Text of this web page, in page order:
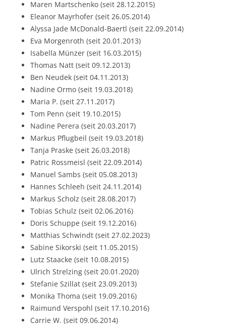
Maren Martschenko (seit 28.12.2015)
Eleanor Mayrhofer (seit 26.05.2014)
Alyssa Jade McDonald-Baertl (seit 22.09.2014)
Eva Morgenroth (seit 20.01.2013)
Isabella Münzer (seit 16.03.2015)
Thomas Natt (seit 09.12.2013)
Ben Neudek (seit 04.11.2013)
Nadine Ormo (seit 19.03.2018)
Maria P. (seit 27.11.2017)
Tom Penn (seit 19.10.2015)
Nadine Perera (seit 20.03.2017)
Markus Pflugbeil (seit 19.03.2018)
Tanja Praske (seit 26.03.2018)
Patric Rossmeisl (seit 22.09.2014)
Manuel Sambs (seit 05.08.2013)
Hannes Schleeh (seit 24.11.2014)
Markus Scholz (seit 28.08.2017)
Tobias Schulz (seit 02.06.2016)
Doris Schuppe (seit 19.12.2016)
Matthias Schwindt (seit 27.02.2023)
Sabine Sikorski (seit 11.05.2015)
Lutz Staacke (seit 10.08.2015)
Ulrich Strelzing (seit 20.01.2020)
Stefanie Szillat (seit 23.09.2013)
Monika Thoma (seit 19.09.2016)
Raimund Verspohl (seit 17.10.2016)
Carrie W. (seit 09.06.2014)